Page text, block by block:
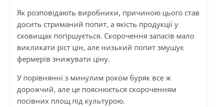
Як розповідають виробники, причиною цього став
досить стриманий попит, а якість продукції у
сховищах погіршується. Скорочення запасів мало
викликати ріст цін, але низький попит змушує
фермерів знижувати ціну.
У порівнянні з минулим роком буряк все ж
дорожчий, але це пояснюється скороченням
посівних площ під культурою.